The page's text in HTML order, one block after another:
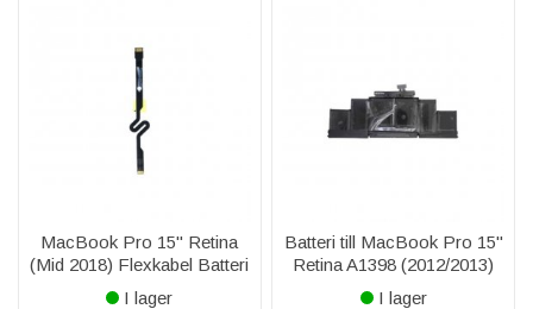
MacBook Pro 15" Retina
(Mid 2018) Flexkabel Batteri
Dotterkort
I lager
Batteri till MacBook Pro 15"
Retina A1398 (2012/2013)
I lager